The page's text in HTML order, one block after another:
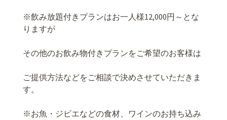
※飲み放題付きプランはお一人様12,000円～とな
りますが
その他のお飲み物付きプランをご希望のお客様は
ご提供方法などをご相談で決めさせていただきま
す。
※お魚・ジビエなどの食材、ワインのお持ち込み